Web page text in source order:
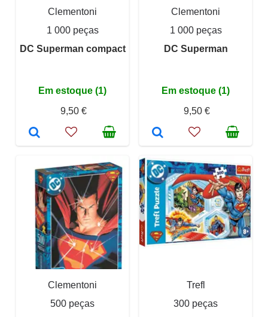
Clementoni
1 000 peças
DC Superman compact
Em estoque (1)
9,50 €
Clementoni
1 000 peças
DC Superman
Em estoque (1)
9,50 €
Clementoni
500 peças
Trefl
300 peças